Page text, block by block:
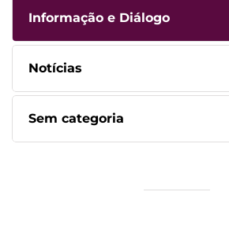
Informação e Diálogo
Notícias
Sem categoria